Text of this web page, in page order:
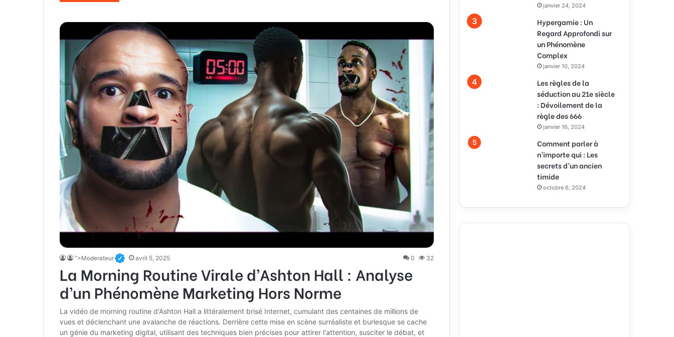
">Moderateur avril 5, 2025 0 32
La Morning Routine Virale d’Ashton Hall : Analyse
d’un Phénomène Marketing Hors Norme
La vidéo de morning routine d'Ashton Hall a littéralement brisé Internet, cumulant des centaines de millions de
vues et déclenchant une avalanche de réactions. Derrière cette mise en scène surréaliste et burlesque se cache
un génie du marketing digital, utilisant des techniques bien précises pour attirer l'attention, susciter le débat, et
janvier 24, 2024
Hypergamie : Un
Regard Approfondi sur
un Phénomène
Complex
janvier 10, 2024
Les règles de la
séduction au 21e siècle
: Dévoilement de la
règle des 666
janvier 16, 2024
Comment parler à
n’importe qui : Les
secrets d’un ancien
timide
octobre 6, 2024